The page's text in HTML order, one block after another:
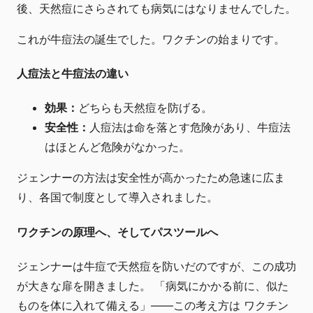
後、天然痘にさらされても病気にはなりませんでした。
これが牛痘法の誕生でした。ワクチンの始まりです。
人痘法と牛痘法の違い
効果： どちらも天然痘を防げる。
安全性： 人痘法は命を落とす危険があり、牛痘法
はほとんど危険がなかった。
ジェンナーの方法は安全性が高かったため急速に広ま
り、各国で制度として導入されました。
ワクチンの原理へ、そしてパスツールへ
ジェンナーは牛痘で天然痘を防いだのですが、この成功
が大きな扉を開きました。 「病気にかかる前に、似た
ものを体に入れて備える」――この考え方は ワクチン